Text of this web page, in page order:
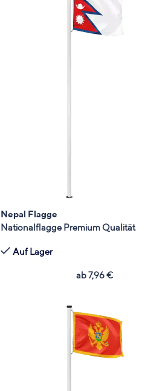
Nepal Flagge
Nationalflagge Premium Qualität
Auf Lager
ab7,96€